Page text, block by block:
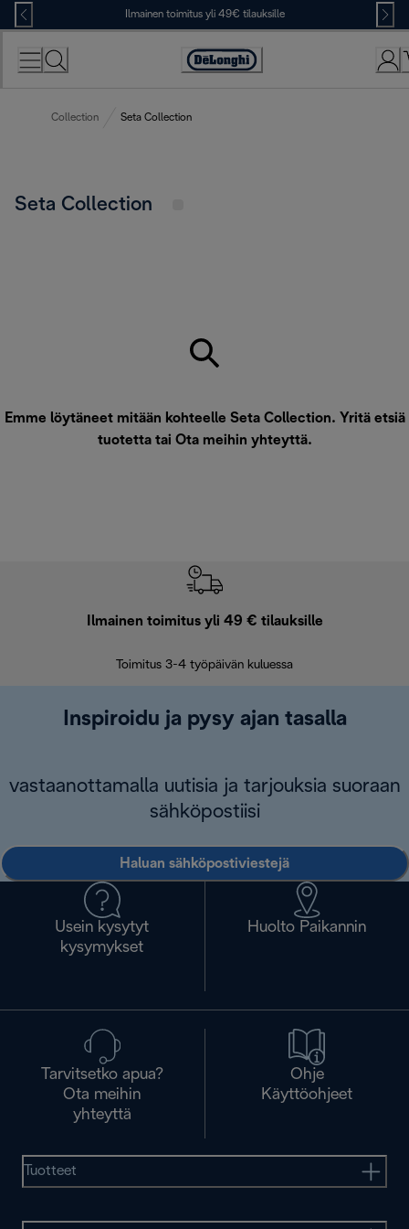
Skip
to
Content
Ilmainen toimitus yli 49€ tilauksille
Accessibility
Collection Seta Collection
Seta Collection
Emme löytäneet mitään kohteelle Seta Collection. Yritä etsiä
tuotetta tai Ota meihin yhteyttä.
Ilmainen toimitus yli 49 € tilauksille
Toimitus 3-4 työpäivän kuluessa
Inspiroidu ja pysy ajan tasalla
vastaanottamalla uutisia ja tarjouksia suoraan
sähköpostiisi
Haluan sähköpostiviestejä
Usein kysytyt
kysymykset
Huolto Paikannin
Tarvitsetko apua?
Ota meihin
yhteyttä
Ohje
Käyttöohjeet
Tuotteet